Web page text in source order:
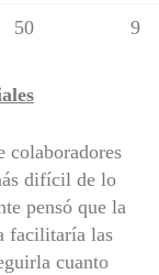
50 9
colaboradores
difícil de lo
pensó que la
facilitaría las
cuanto